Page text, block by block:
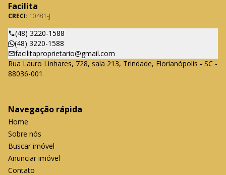
Facilita
CRECI: 10481-J
(48) 3220-1588
(48) 3220-1588
facilitaproprietario@gmail.com
Rua Lauro Linhares, 728, sala 213, Trindade, Florianópolis - SC -
88036-001
Navegação rápida
Home
Sobre nós
Buscar imóvel
Anunciar imóvel
Contato